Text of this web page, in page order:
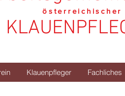
österreichischer
Klauenpfleger Fachliches